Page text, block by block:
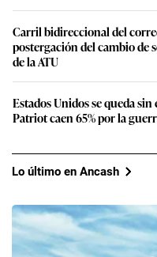
Carril bidireccional del
postergación del cambio de
de la ATU
Estados Unidos se queda
Patriot caen 65% por la
Lo último en Ancash